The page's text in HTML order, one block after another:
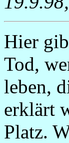
Hier
Tod,
leben,
erklärt
Platz.